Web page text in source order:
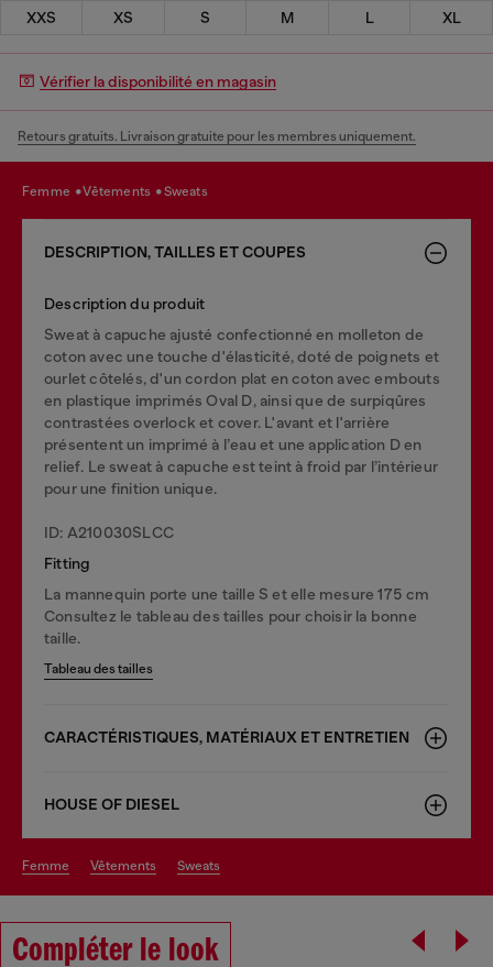
XXS XS S M L XL
Vérifier la disponibilité en magasin
Retours gratuits. Livraison gratuite pour les membres uniquement.
femme vêtements sweats
DESCRIPTION, TAILLES ET COUPES
Description du produit
Sweat à capuche ajusté confectionné en molleton de
coton avec une touche d'élasticité, doté de poignets et
ourlet côtelés, d'un cordon plat en coton avec embouts
en plastique imprimés Oval D, ainsi que de surpiqûres
contrastées overlock et cover. L'avant et l'arrière
présentent un imprimé à l’eau et une application D en
relief. Le sweat à capuche est teint à froid par l’intérieur
pour une finition unique.
ID: A210030SLCC
Fitting
La mannequin porte une taille S et elle mesure 175 cm
Consultez le tableau des tailles pour choisir la bonne
taille.
Tableau des tailles
CARACTÉRISTIQUES, MATÉRIAUX ET ENTRETIEN
HOUSE OF DIESEL
femme vêtements sweats
Compléter le look